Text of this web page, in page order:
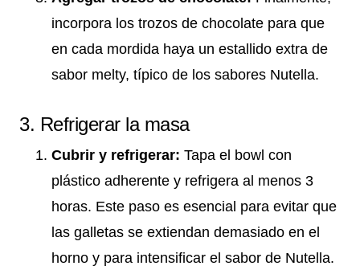
incorpora los trozos de chocolate para que
en cada mordida haya un estallido extra de
sabor melty, típico de los sabores Nutella.
3. Refrigerar la masa
Cubrir y refrigerar: Tapa el bowl con
plástico adherente y refrigera al menos 3
horas. Este paso es esencial para evitar que
las galletas se extiendan demasiado en el
horno y para intensificar el sabor de Nutella.